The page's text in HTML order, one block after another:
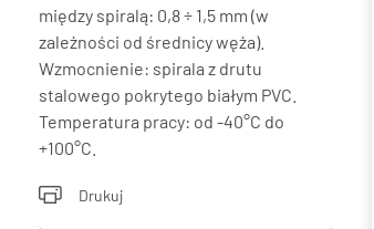
między spiralą: 0,8 ÷ 1,5 mm (w
zależności od średnicy węża).
Wzmocnienie: spirala z drutu
stalowego pokrytego białym PVC.
Temperatura pracy: od -40°C do
+100°C.
Drukuj